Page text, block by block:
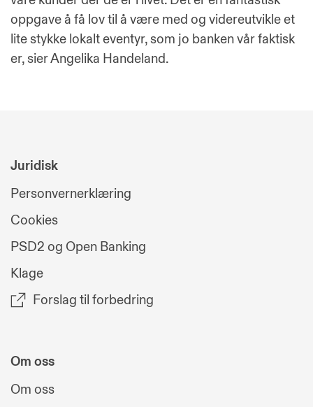
oppgave å få lov til å være med og videreutvikle et
lite stykke lokalt eventyr, som jo banken vår faktisk
er, sier Angelika Handeland.
Juridisk
Personvernerklæring
Cookies
PSD2 og Open Banking
Klage
Forslag til forbedring
Om oss
Om oss